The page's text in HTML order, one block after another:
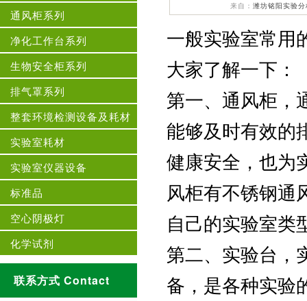
通风柜系列
净化工作台系列
生物安全柜系列
排气罩系列
整套环境检测设备及耗材
实验室耗材
实验室仪器设备
标准品
空心阴极灯
化学试剂
联系方式 Contact
来自： 潍坊铭阳实验
一般实验室常用
大家了解一下：
第一、通风柜，
能够及时有效的
健康安全，也为
风柜有不锈钢通
自己的实验室类
第二、实验台，
备，是各种实验